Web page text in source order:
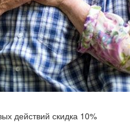
действий скидка 10%